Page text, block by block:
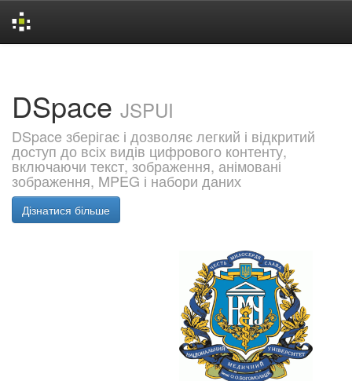
DSpace JSPUI
DSpace зберігає і дозволяє легкий і відкритий
доступ до всіх видів цифрового контенту,
включаючи текст, зображення, анімовані
зображення, MPEG і набори даних
Дізнатися більше